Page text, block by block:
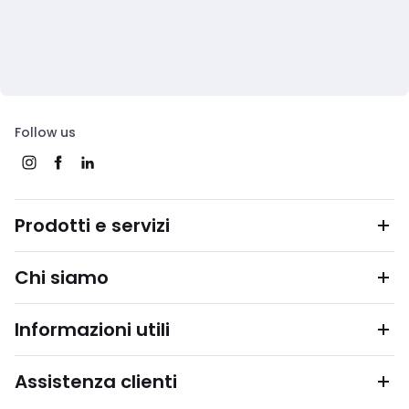
Follow us
Prodotti e servizi
Chi siamo
Informazioni utili
Assistenza clienti